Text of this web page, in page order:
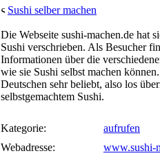
Sushi selber machen
Die Webseite sushi-machen.de hat
Sushi verschrieben. Als Besucher
Informationen über die
wie sie Sushi selbst machen
Deutschen sehr beliebt, also los
selbstgemachtem Sushi.
Kategorie:
aufrufen
Webadresse:
www.sushi-